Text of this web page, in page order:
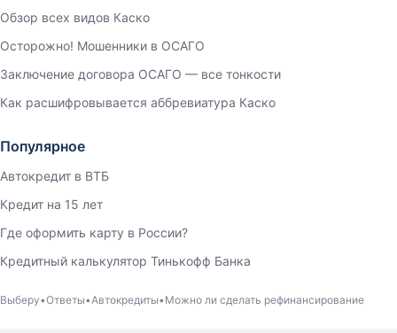
Обзор всех видов Каско
Осторожно! Мошенники в ОСАГО
Заключение договора ОСАГО — все тонкости
Как расшифровывается аббревиатура Каско
Популярное
Автокредит в ВТБ
Кредит на 15 лет
Где оформить карту в России?
Кредитный калькулятор Тинькофф Банка
Выберу Ответы Автокредиты Можно ли сделать рефинансирование